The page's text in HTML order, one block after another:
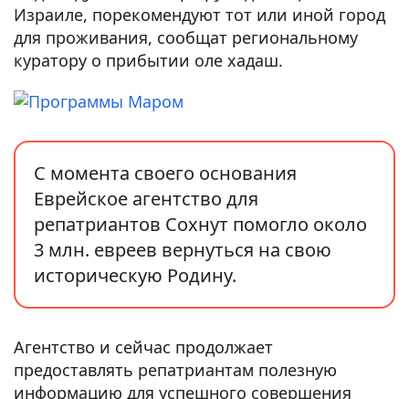
Израиле, порекомендуют тот или иной город
для проживания, сообщат региональному
куратору о прибытии оле хадаш.
С момента своего основания
Еврейское агентство для
репатриантов Сохнут помогло около
3 млн. евреев вернуться на свою
историческую Родину.
Агентство и сейчас продолжает
предоставлять репатриантам полезную
информацию для успешного совершения